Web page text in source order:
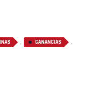
, GANANCIAS ,